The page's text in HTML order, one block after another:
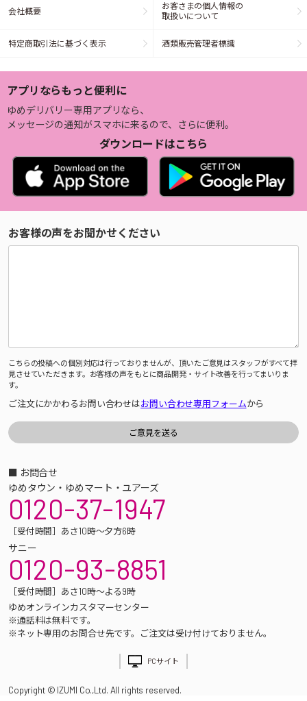
会社概要
お客さまの個人情報の
取扱いについて
特定商取引法に基づく表示 酒類販売管理者標識
アプリならもっと便利に
ゆめデリバリー専用アプリなら、
メッセージの通知がスマホに来るので、さらに便利。
ダウンロードはこちら
お客様の声をお聞かせください
こちらの投稿への個別対応は行っておりませんが、頂いたご意見はスタッフがすべて拝
見させていただきます。お客様の声をもとに商品開発・サイト改善を行ってまいりま
す。
ご注文にかかわるお問い合わせはお問い合わせ専用フォームから
■ お問合せ
ゆめタウン・ゆめマート・ユアーズ
0120-37-1947
［受付時間］あさ10時～夕方6時
サニー
0120-93-8851
［受付時間］あさ10時～よる9時
ゆめオンラインカスタマーセンター
※通話料は無料です。
※ネット専用のお問合せ先です。ご注文は受け付けておりません。
PCサイト
Copyright © IZUMI Co.,Ltd. All rights reserved.